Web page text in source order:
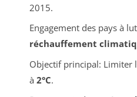
2015.
Engagement des pays à
réchauffement
Objectif principal: Limiter
à 2°C.